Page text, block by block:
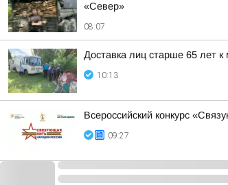
«Север»
08:07
Доставка лиц старше 65 лет
10:13
Всероссийский конкурс
09:27